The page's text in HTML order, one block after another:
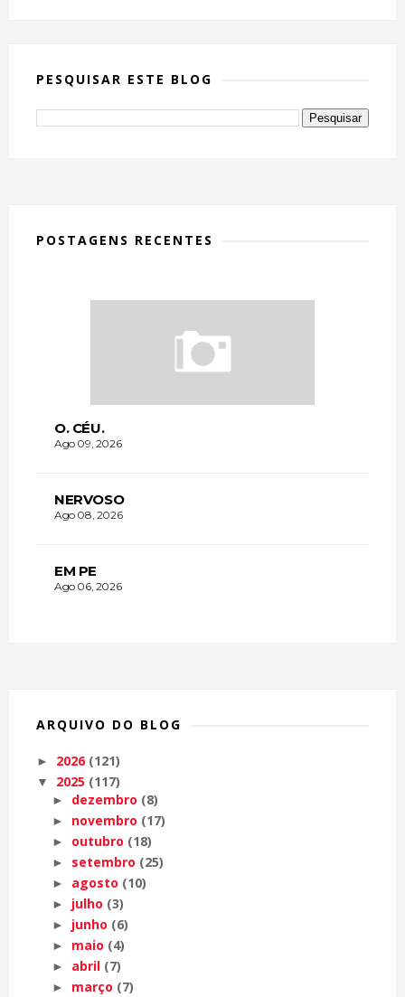
PESQUISAR ESTE BLOG
POSTAGENS RECENTES
O. CÉU.
Ago 09, 2026
NERVOSO
Ago 08, 2026
EM PE
Ago 06, 2026
ARQUIVO DO BLOG
► 2026 (121)
▼ 2025 (117)
► dezembro (8)
► novembro (17)
► outubro (18)
► setembro (25)
► agosto (10)
► julho (3)
► junho (6)
► maio (4)
► abril (7)
► março (7)